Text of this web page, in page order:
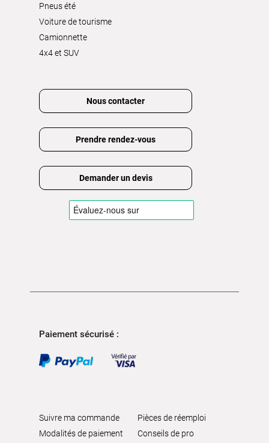
Pneus été
Voiture de tourisme
Camionnette
4x4 et SUV
Nous contacter
Prendre rendez-vous
Demander un devis
Paiement sécurisé :
Suivre ma commande
Modalités de paiement
Pièces de réemploi
Conseils de pro